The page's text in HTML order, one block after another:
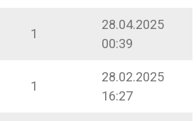
1
28.04.2025
00:39
1
28.02.2025
16:27